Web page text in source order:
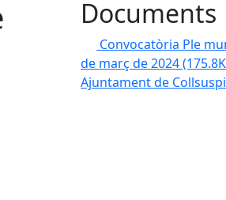
Documents
Convocatòria Ple
de març de 2024
Ajuntament de